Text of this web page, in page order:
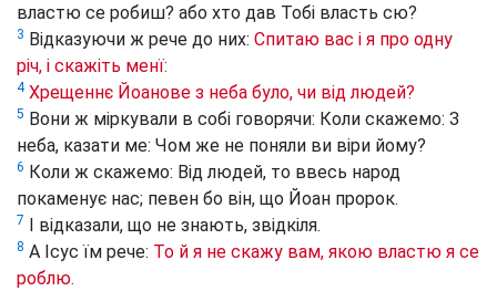
властю се робиш? або хто дав Тобі власть сю?
3 Відказуючи ж рече до них: Спитаю вас і я про одну
річ, і скажіть менї:
4 Хрещеннє Йоанове з неба було, чи від людей?
5 Вони ж міркували в собі говорячи: Коли скажемо: З
неба, казати ме: Чом же не поняли ви віри йому?
6 Коли ж скажемо: Від людей, то ввесь народ
покаменує нас; певен бо він, що Йоан пророк.
7 І відказали, що не знають, звідкіля.
8 А Ісус їм рече: То й я не скажу вам, якою властю я се
роблю.